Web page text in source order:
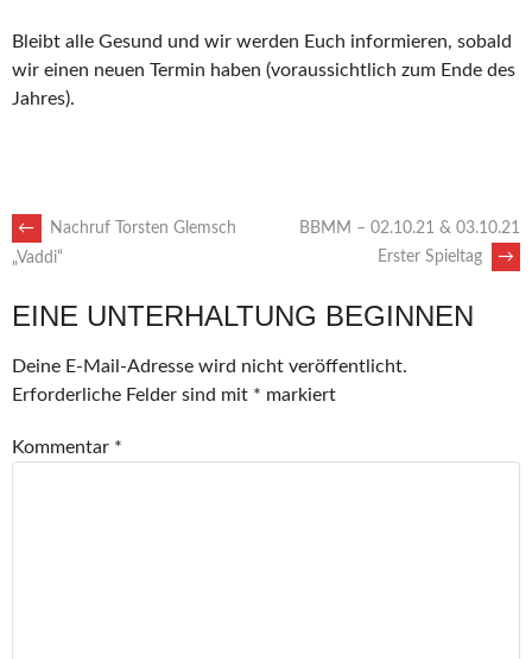
Bleibt alle Gesund und wir werden Euch informieren, sobald
wir einen neuen Termin haben (voraussichtlich zum Ende des
Jahres).
ARTIKEL-
NAVIGATION
←
Nachruf Torsten Glemsch
„Vaddi“
BBMM – 02.10.21 & 03.10.21
Erster Spieltag
→
EINE UNTERHALTUNG BEGINNEN
Deine E-Mail-Adresse wird nicht veröffentlicht.
Erforderliche Felder sind mit * markiert
Kommentar *